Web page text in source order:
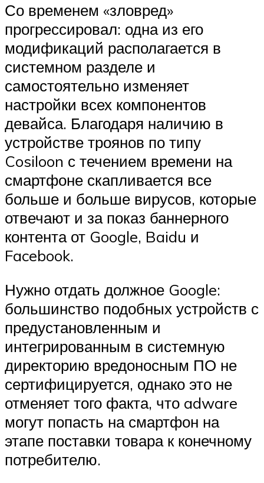
Со временем «зловред»
прогрессировал: одна из его
модификаций располагается в
системном разделе и
самостоятельно изменяет
настройки всех компонентов
девайса. Благодаря наличию в
устройстве троянов по типу
Cosiloon с течением времени на
смартфоне скапливается все
больше и больше вирусов, которые
отвечают и за показ баннерного
контента от Google, Baidu и
Facebook.
Нужно отдать должное Google:
большинство подобных устройств с
предустановленным и
интегрированным в системную
директорию вредоносным ПО не
сертифицируется, однако это не
отменяет того факта, что adware
могут попасть на смартфон на
этапе поставки товара к конечному
потребителю.